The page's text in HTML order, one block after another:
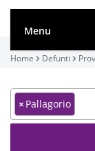
Menu
Home Defunti
× Pallagorio